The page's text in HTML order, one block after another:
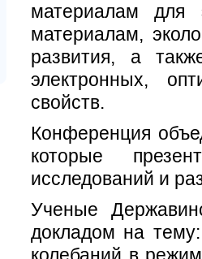
материалам для
материалам,
развития, а
электронных,
свойств.
Конференция
которые
исследований и
Ученые
докладом на